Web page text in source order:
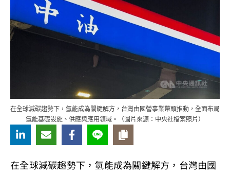
在全球減碳趨勢下，氫能成為關鍵解方，台灣由國營事業帶頭推動，全面布局
氫能基礎設施、供應與應用領域。（圖片來源：中央社檔案照片）
在全球減碳趨勢下，氫能成為關鍵解方，台灣由國